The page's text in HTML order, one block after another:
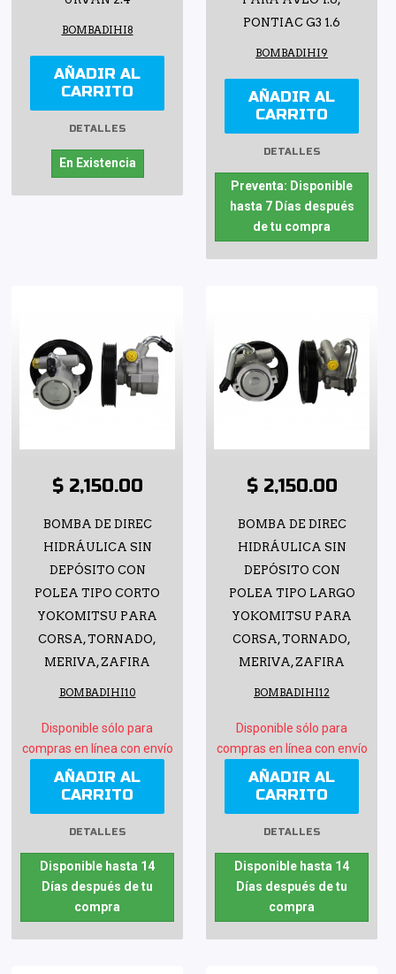
BOMBADIHI8
AÑADIR AL
CARRITO
DETALLES
En Existencia
PONTIAC G3 1.6
BOMBADIHI9
AÑADIR AL
CARRITO
DETALLES
Preventa: Disponible
hasta 7 Días después
de tu compra
$ 2,150.00
BOMBA DE DIREC
HIDRÁULICA SIN
DEPÓSITO CON
POLEA TIPO CORTO
YOKOMITSU PARA
CORSA, TORNADO,
MERIVA, ZAFIRA
BOMBADIHI10
Disponible sólo para
compras en línea con envío
AÑADIR AL
CARRITO
DETALLES
Disponible hasta 14
Días después de tu
compra
$ 2,150.00
BOMBA DE DIREC
HIDRÁULICA SIN
DEPÓSITO CON
POLEA TIPO LARGO
YOKOMITSU PARA
CORSA, TORNADO,
MERIVA, ZAFIRA
BOMBADIHI12
Disponible sólo para
compras en línea con envío
AÑADIR AL
CARRITO
DETALLES
Disponible hasta 14
Días después de tu
compra